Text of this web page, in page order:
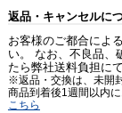
返品・キャンセルに
お客様のご都合によ
い。 なお、不良品、
たら弊社送料負担に
※返品・交換は、未開
商品到着後1週間以内
こちら